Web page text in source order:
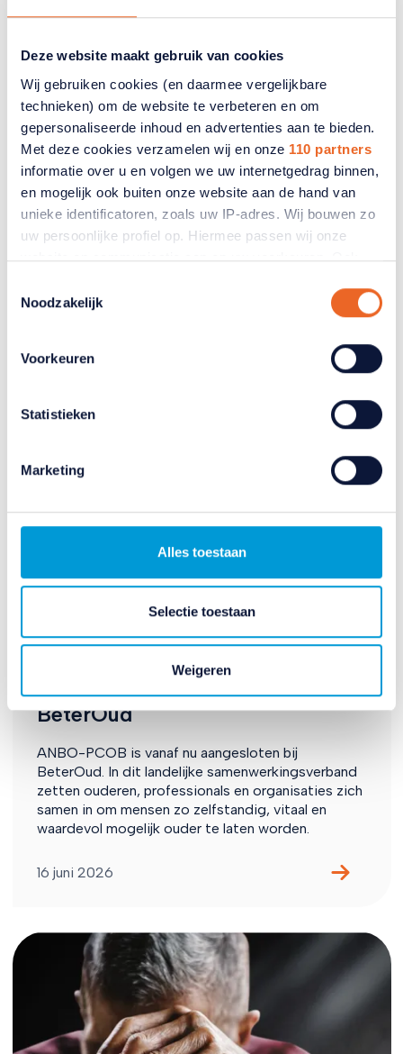
Deze website maakt gebruik van cookies
Wij gebruiken cookies (en daarmee vergelijkbare
technieken) om de website te verbeteren en om
gepersonaliseerde inhoud en advertenties aan te bieden.
Met deze cookies verzamelen wij en onze 110 partners
informatie over u en volgen we uw internetgedrag binnen,
en mogelijk ook buiten onze website aan de hand van
unieke identificatoren, zoals uw IP-adres. Wij bouwen zo
uw persoonlijke profiel op. Hiermee passen wij onze
website en communicatie aan op uw voorkeuren. Ook
van uw recente internetgedrag. Ook delen we mogelijk
partners voor social media, adverteren en analyse. Deze
partners kunnen deze gegevens combineren met andere
verzameld op basis van uw gebruik van hun services.
Verandert u later van gedachten? U kunt uw voorkeuren
op het blauwe icoontje linksonder.
cookiebeleid.
Noodzakelijk
Voorkeuren
Statistieken
Marketing
Alles toestaan
Selectie toestaan
Weigeren
aangenomen motie als stap in
goede richting en blijft bij de
minister aandringen op
uitvoering
De Tweede Kamer heeft zich achter het plan van
50Plus en PRO geschaard om
verpleeghuisbewoners met een Wlz-indicatie vanaf
2027 gratis te laten beschikken over het
gordelroosvaccin.
16 juni 2026
ANBO-PCOB sluit zich aan bij
BeterOud
ANBO-PCOB is vanaf nu aangesloten bij
BeterOud. In dit landelijke samenwerkingsverband
zetten ouderen, professionals en organisaties zich
samen in om mensen zo zelfstandig, vitaal en
waardevol mogelijk ouder te laten worden.
16 juni 2026